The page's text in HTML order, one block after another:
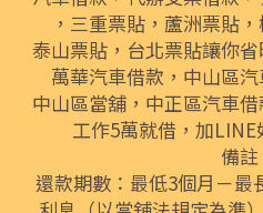
， 三重票貼， 蘆洲票貼，
泰山票貼， 台北票貼讓你省
萬華汽車借款 ， 中山區
中山區當舖， 中正區汽車借
工作5萬就借，加LINE
備註
還款期數：最低3個月－最